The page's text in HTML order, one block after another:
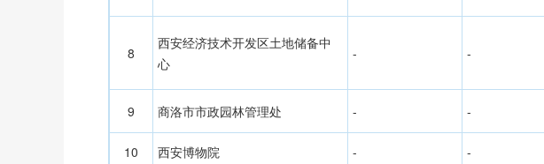
8
西安经济技术开发区土地储备中
心
- -
9 商洛市市政园林管理处 - -
10 西安博物院 - -